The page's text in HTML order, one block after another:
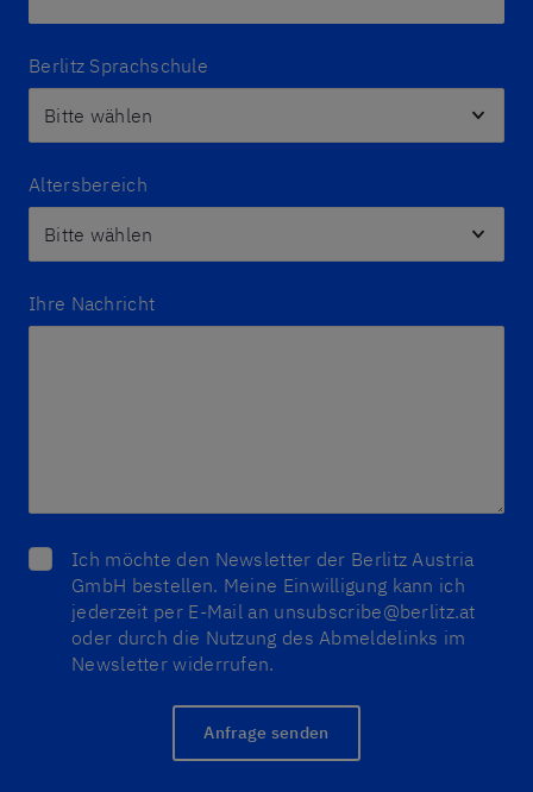
Berlitz Sprachschule
Altersbereich
Ihre Nachricht
Ich möchte den Newsletter der Berlitz Austria
GmbH bestellen. Meine Einwilligung kann ich
jederzeit per E-Mail an unsubscribe@berlitz.at
oder durch die Nutzung des Abmeldelinks im
Newsletter widerrufen.
Anfrage senden